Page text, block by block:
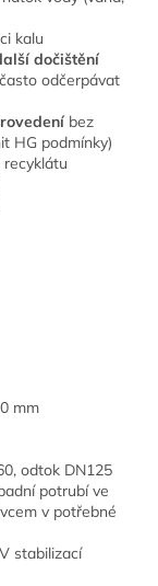
kalu
dočištění
odčerpávat
bez
HG podmínky)
mm
odtok DN125
potrubí ve
v potřebné
stabilizací